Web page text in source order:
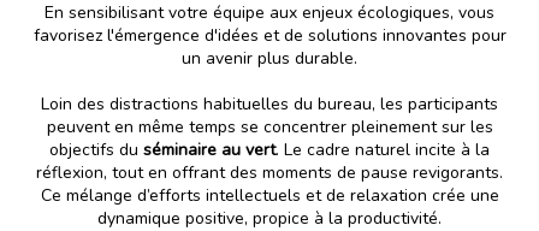
En sensibilisant votre équipe aux enjeux écologiques, vous
favorisez l'émergence d'idées et de solutions innovantes pour
un avenir plus durable.
Loin des distractions habituelles du bureau, les participants
peuvent en même temps se concentrer pleinement sur les
objectifs du séminaire au vert. Le cadre naturel incite à la
réflexion, tout en offrant des moments de pause revigorants.
Ce mélange d’efforts intellectuels et de relaxation crée une
dynamique positive, propice à la productivité.